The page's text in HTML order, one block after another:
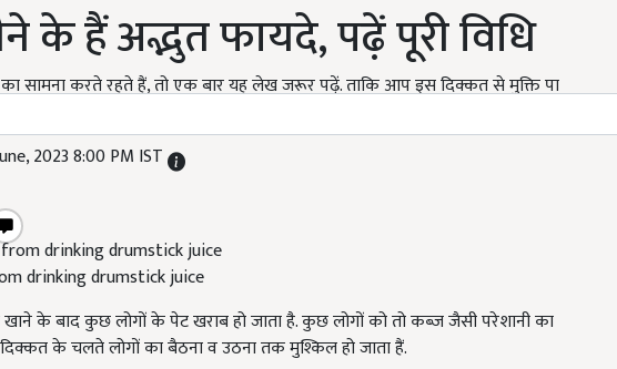
के हैं अद्भुत फायदे, पढ़ें पूरी विधि
सामना करते रहते हैं, तो एक बार यह लेख जरूर पढ़ें. ताकि आप इस दिक्कत से मुक्ति पा
2023 8:00 PM IST
drinking drumstick juice
खाने के बाद कुछ लोगों के पेट खराब हो जाता है. कुछ लोगों को तो कब्ज जैसी परेशानी का
के चलते लोगों का बैठना व उठना तक मुश्किल हो जाता हैं.